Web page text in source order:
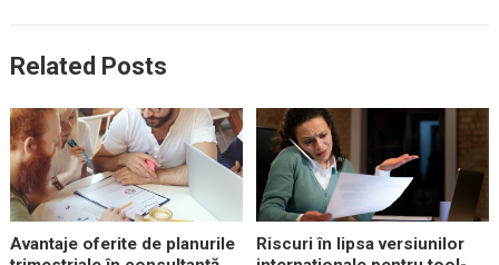
Related Posts
Avantaje oferite de planurile
Riscuri în lipsa versiunilor